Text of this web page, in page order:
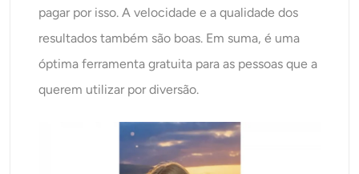
pagar por isso. A velocidade e a qualidade dos
resultados também são boas. Em suma, é uma
óptima ferramenta gratuita para as pessoas que a
querem utilizar por diversão.